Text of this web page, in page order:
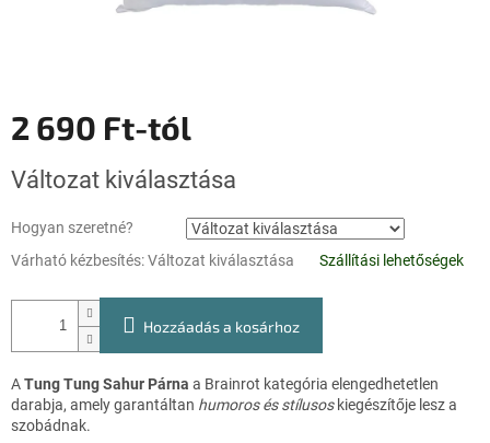
2 690 Ft-tól
Változat kiválasztása
Hogyan szeretné?
Várható kézbesítés:Változat kiválasztása Szállítási lehetőségek
Hozzáadás a kosárhoz
ATung Tung Sahur Párna a Brainrot kategória elengedhetetlen
darabja, amely garantáltan humoros és stílusoskiegészítője lesz a
szobádnak.